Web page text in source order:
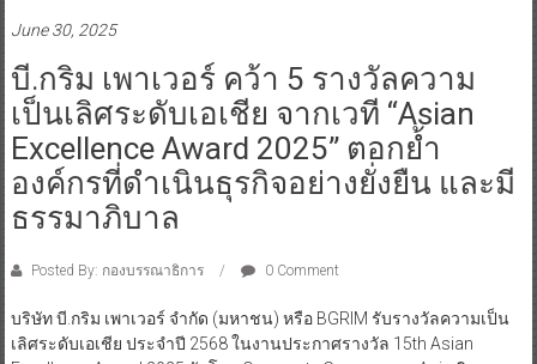
June 30, 2025
บี.กริม เพาเวอร์ คว้า 5 รางวัลความ
เป็นเลิศระดับเอเชีย จากเวที “Asian
Excellence Award 2025” ตอกย้ำ
องค์กรที่ดำเนินธุรกิจอย่างยั่งยืน และมี
ธรรมาภิบาล
Posted By: กองบรรณาธิการ 0 Comment
บริษัท บี.กริม เพาเวอร์ จำกัด (มหาชน) หรือ BGRIM รับรางวัลความเป็น
เลิศระดับเอเชีย ประจำปี 2568 ในงานประกาศรางวัล 15th Asian